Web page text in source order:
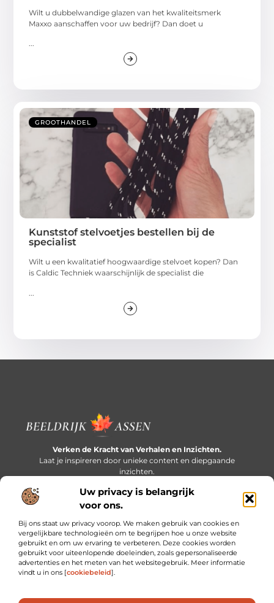
Uw privacy is belangrijk
voor ons.
Bij ons staat uw privacy voorop. We maken gebruik van cookies en
vergelijkbare technologieën om te begrijpen hoe u onze website
gebruikt en om uw ervaring te verbeteren. Deze cookies worden
gebruikt voor uiteenlopende doeleinden, zoals gepersonaliseerde
advertenties en het meten van het websitegebruik. Meer informatie
vindt u in ons [cookiebeleid].
Wilt u dubbelwandige glazen van het kwaliteitsmerk
Maxxo aanschaffen voor uw bedrijf? Dan doet u
...
GROOTHANDEL
Kunststof stelvoetjes bestellen bij de
specialist
Wilt u een kwalitatief hoogwaardige stelvoet kopen? Dan
is Caldic Techniek waarschijnlijk de specialist die
Verken de Kracht van Verhalen en Inzichten.
Laat je inspireren door unieke content en diepgaande
inzichten.
Bericht categorie
Onze informatie